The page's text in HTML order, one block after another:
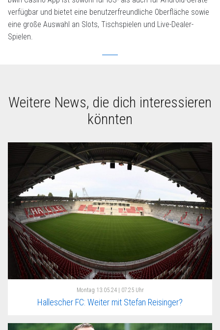
verfügbar und bietet eine benutzerfreundliche Oberfläche sowie
eine große Auswahl an Slots, Tischspielen und Live-Dealer-
Spielen.
Weitere News, die dich interessieren
könnten
Montag 13.05.24 | 07:25 Uhr
Hallescher FC: Weiter mit Stefan Reisinger?